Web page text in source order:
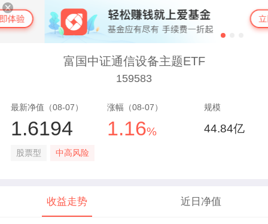
富国中证通信设备主题ETF
159583
最新净值（08-07）
1.6194
涨幅（08-07）
1.16%
规模
44.84亿
股票型 中高风险
收益走势 近日净值